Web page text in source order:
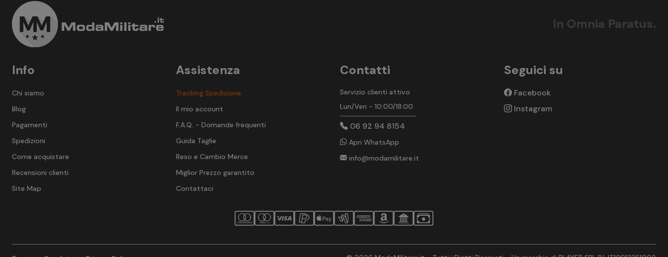
In Omnia Paratus.
Info
Chi siamo
Blog
Pagamenti
Spedizioni
Come acquistare
Recensioni clienti
Site Map
Assistenza
Tracking Spedizione
Il mio account
F.A.Q. - Domande frequenti
Guida Taglie
Reso e Cambio Merce
Miglior Prezzo garantito
Contattaci
Contatti
Servizio clienti attivo
Lun/Ven - 10:00/18:00
06 92 94 8154
Apri WhatsApp
info@modamilitare.it
Seguici su
Facebook
Instagram